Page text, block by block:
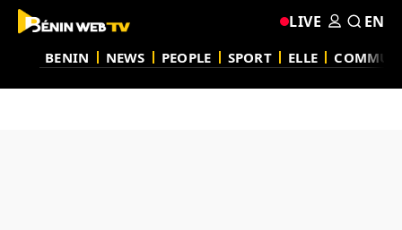
BENIN NEWS PEOPLE SPORT ELLE
LIVE EN